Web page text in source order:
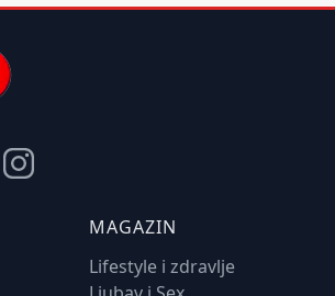
MAGAZIN
Lifestyle i zdravlje